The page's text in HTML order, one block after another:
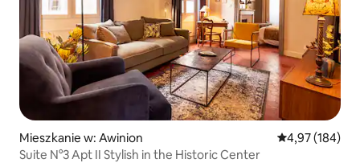
Mieszkanie w: Awinion Średnia
4,97 (184)
Suite N°3 Apt II Stylish in the Historic Center